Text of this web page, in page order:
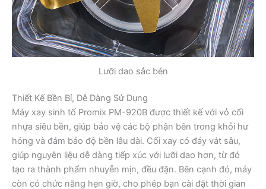
Lưỡi dao sắc bén
Thiết Kế Bền Bỉ, Dễ Dàng Sử Dụng
Máy xay sinh tố Promix PM-920B được thiết kế với vỏ cối
nhựa siêu bền, giúp bảo vệ các bộ phận bên trong khỏi hư
hỏng và đảm bảo độ bền lâu dài. Cối xay có đáy vát sâu,
giúp nguyên liệu dễ dàng tiếp xúc với lưỡi dao hơn, từ đó
tạo ra thành phẩm nhuyễn mịn, đều đặn. Bên cạnh đó, máy
còn có chức năng hẹn giờ, cho phép bạn cài đặt thời gian